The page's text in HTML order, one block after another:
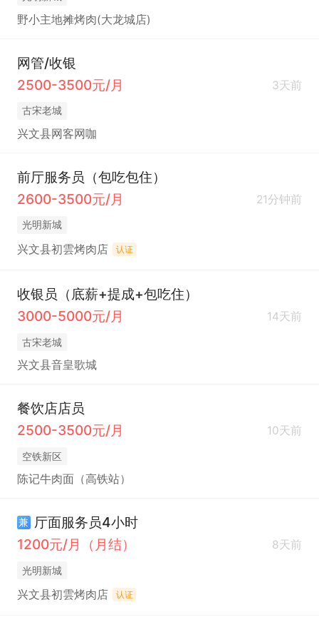
野小主地摊烤肉(大龙城店)
网管/收银
2500-3500元/月
3天前
古宋老城
兴文县网客网咖
前厅服务员（包吃包住）
2600-3500元/月
21分钟前
光明新城
兴文县初雲烤肉店 认证
收银员（底薪+提成+包吃住）
3000-5000元/月
14天前
古宋老城
兴文县音皇歌城
餐饮店店员
2500-3500元/月
10天前
空铁新区
陈记牛肉面（高铁站）
兼 厅面服务员4小时
1200元/月（月结）
8天前
光明新城
兴文县初雲烤肉店 认证